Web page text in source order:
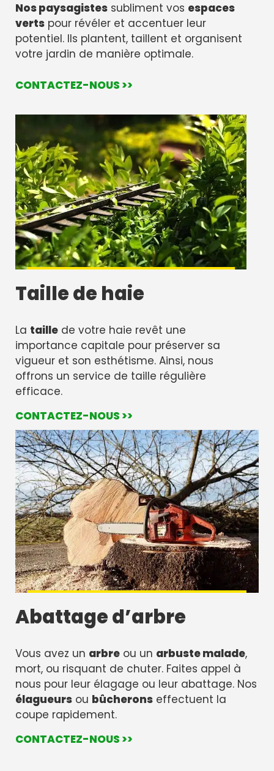
Nos paysagistes subliment vos espaces
verts pour révéler et accentuer leur
potentiel. Ils plantent, taillent et organisent
votre jardin de manière optimale.
CONTACTEZ-NOUS >>
Taille de haie
La taille de votre haie revêt une
importance capitale pour préserver sa
vigueur et son esthétisme. Ainsi, nous
offrons un service de taille régulière
efficace.
CONTACTEZ-NOUS >>
Abattage d’arbre
Vous avez un arbre ou un arbuste malade,
mort, ou risquant de chuter. Faites appel à
nous pour leur élagage ou leur abattage. Nos
élagueurs ou bûcherons effectuent la
coupe rapidement.
CONTACTEZ-NOUS >>